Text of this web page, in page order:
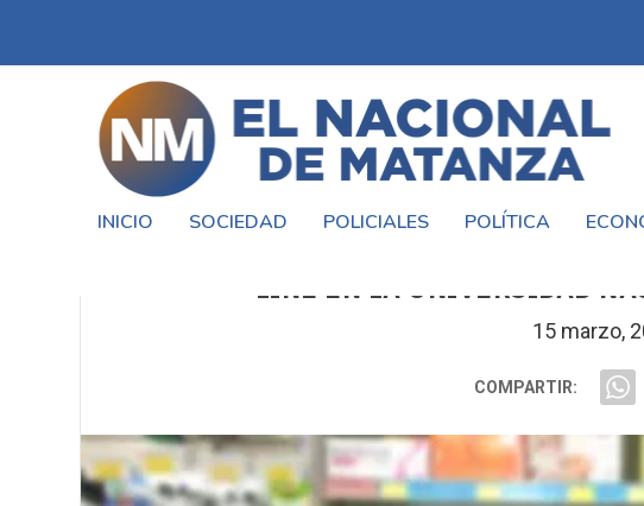
INICIO SOCIEDAD POLICIALES POLÍTICA
LINE EN LA UNIVERSIDAD
15 marzo,
COMPARTIR: